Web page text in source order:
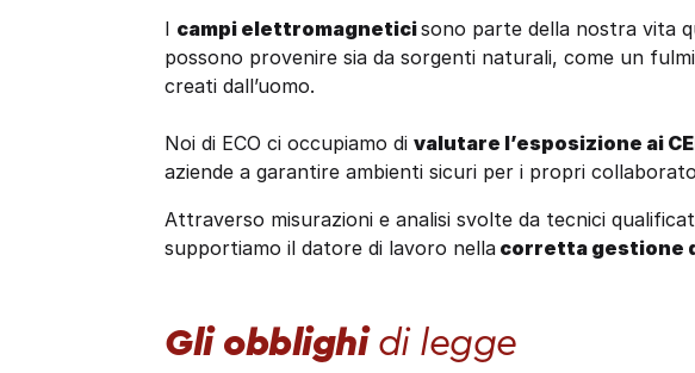
I campi elettromagneticisono parte della nostra vita
possono provenire sia da sorgenti naturali, come un
creati dall’uomo.
Noi di ECO ci occupiamo di valutare l’esposizione ai
aziende a garantire ambienti sicuri per i propri
Attraverso misurazioni e analisi svolte da tecnici
supportiamo il datore di lavoro nella corretta gestione
Gli obblighidi legge